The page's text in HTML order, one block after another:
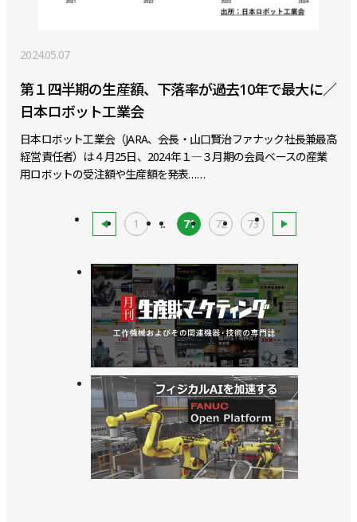
2024.05.07
第１四半期の生産額、下落率が過去10年で最大に／
日本ロボット工業会
日本ロボット工業会（JARA、会長・山口賢治ファナック社長兼最高
経営責任者）は４月25日、2024年１―３月期の会員ベースの産業
用ロボットの受注額や生産額を発表……
1 ... 71 72 73